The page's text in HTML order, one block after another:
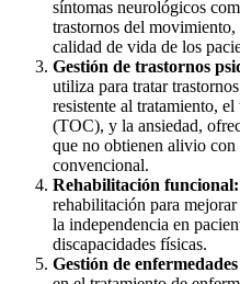
síntomas neurológicos
trastornos del
calidad de vida de los
Gestión de trastornos
utiliza para tratar
resistente al tratamiento,
(TOC), y la ansiedad,
que no obtienen alivio
convencional.
Rehabilitación funcional:
rehabilitación para
la independencia en
discapacidades físicas.
Gestión de